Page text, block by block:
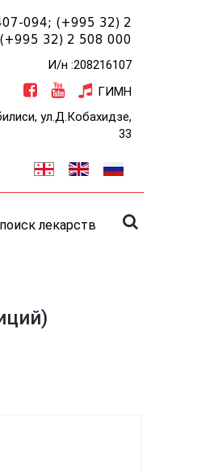
094; (+995 32) 2
(+995 32) 2 508 000
И/н :208216107
ГИМН
ул.Д.Кобахидзе,
33
поиск лекарств